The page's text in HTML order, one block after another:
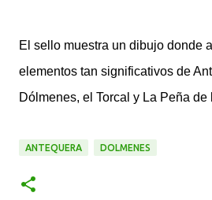
El sello muestra un dibujo donde
elementos tan significativos de
Dólmenes, el Torcal y La Peña de
ANTEQUERA DOLMENES